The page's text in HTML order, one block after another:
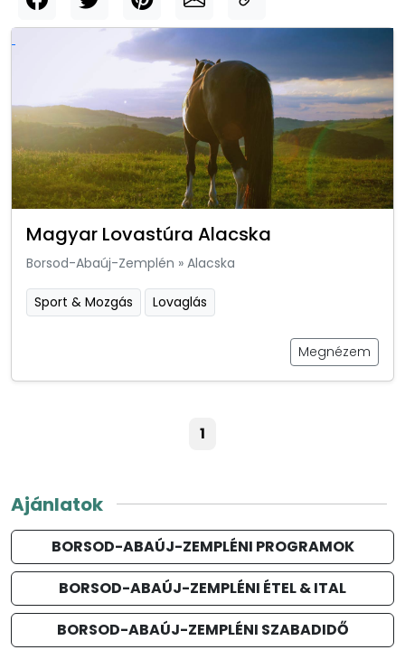
Magyar Lovastúra Alacska
Borsod-Abaúj-Zemplén » Alacska
Sport & Mozgás Lovaglás
Megnézem
1
Ajánlatok
BORSOD-ABAÚJ-ZEMPLÉNI PROGRAMOK
BORSOD-ABAÚJ-ZEMPLÉNI ÉTEL & ITAL
BORSOD-ABAÚJ-ZEMPLÉNI SZABADIDŐ